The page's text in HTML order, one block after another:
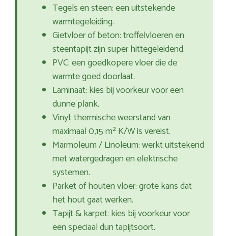
Tegels en steen: een uitstekende
warmtegeleiding.
Gietvloer of beton: troffelvloeren en
steentapijt zijn super hittegeleidend.
PVC: een goedkopere vloer die de
warmte goed doorlaat.
Laminaat: kies bij voorkeur voor een
dunne plank.
Vinyl: thermische weerstand van
maximaal 0,15 m² K/W is vereist.
Marmoleum / Linoleum: werkt uitstekend
met watergedragen en elektrische
systemen.
Parket of houten vloer: grote kans dat
het hout gaat werken.
Tapijt & karpet: kies bij voorkeur voor
een speciaal dun tapijtsoort.